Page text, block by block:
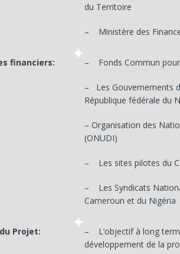
du Territoire
– Ministère des
financiers: – Fonds Commun pour
– Les Gouvernements
République fédérale du
– Organisation des
(ONUDI)
– Les sites pilotes du
– Les Syndicats
Cameroun et du Nigéria
Projet:
– L’objectif à long
développement de la